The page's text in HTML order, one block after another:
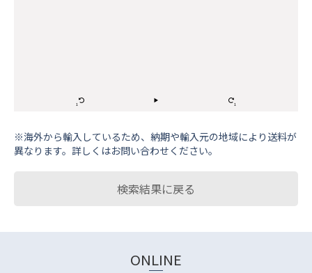
※海外から輸⼊しているため、納期や輸⼊元の地域により送料が
異なります。詳しくはお問い合わせください。
検索結果に戻る
ONLINE